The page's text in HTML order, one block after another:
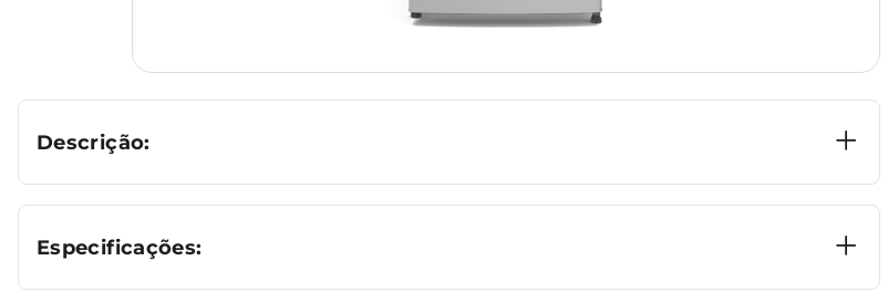
Descrição:
Especificações: